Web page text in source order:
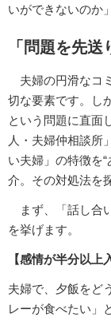
いができないのか
「問題を先
夫婦の円滑なコ
切な要素です。し
という問題に直面
人・夫婦仲相談所
い夫婦」の特徴を
介。その対処法を
まず、「話し合
を挙げます。
【感情が半分以上
夫婦で、夕飯をど
レーが食べたい」